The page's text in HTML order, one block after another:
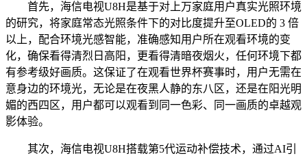
首先，海信电视U8H是基于对上万家庭用户真实光照环境
的研究，将家庭常态光照条件下的对比度提升至OLED的 3 倍
以上，配合环境光感智能，准确感知用户所在观看环境的变
化，确保看得清烈日高阳，更看得清暗夜烟火，任何环境下都
有参考级好画质。这保证了在观看世界杯赛事时，用户无需在
意身边的环境光，无论是在夜黑人静的东八区，还是在阳光明
媚的西四区，用户都可以观看到同一色彩、同一画质的卓越观
影体验。
其次，海信电视U8H搭载第5代运动补偿技术，通过AI引